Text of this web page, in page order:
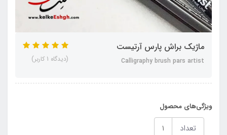
ماژیک براش پارس آرتیست
Calligraphy brush pars artist (دیدگاه 1 کاربر)
ویژگی‌های محصول
تعداد